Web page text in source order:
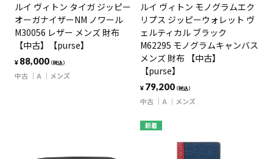
ルイ ヴィトン タイガ ジッピー
オーガナイザーNM ノワール
M30056 レザー メンズ 財布
【中古】【purse】
¥ 88,000（税込）
中古 A メンズ
ルイ ヴィトン モノグラムエク
リプス ジッピーウォレット ヴ
ェルティカル ブラック
M62295 モノグラムキャンバス
メンズ 財布 【中古】
【purse】
¥ 79,200（税込）
中古 A メンズ
新着